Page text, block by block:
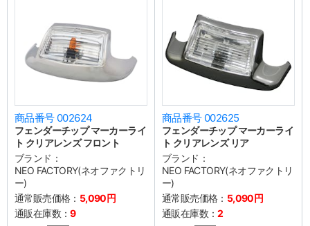
商品番号 002624
フェンダーチップ マーカーライ
ト クリアレンズ フロント
ブランド：
NEO FACTORY(ネオファクトリ
ー)
通常販売価格： 5,090円
通販在庫数：9
商品番号 002625
フェンダーチップ マーカーライ
ト クリアレンズ リア
ブランド：
NEO FACTORY(ネオファクトリ
ー)
通常販売価格： 5,090円
通販在庫数：2